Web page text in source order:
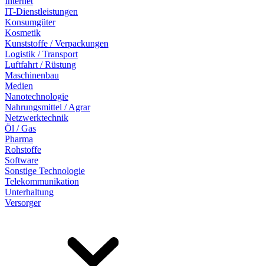
IT-Dienstleistungen
Konsumgüter
Kosmetik
Kunststoffe / Verpackungen
Logistik / Transport
Luftfahrt / Rüstung
Maschinenbau
Medien
Nanotechnologie
Nahrungsmittel / Agrar
Netzwerktechnik
Öl / Gas
Pharma
Rohstoffe
Software
Sonstige Technologie
Telekommunikation
Unterhaltung
Versorger